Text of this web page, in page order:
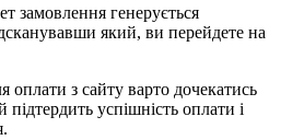
замовлення генерується
який, ви перейдете на
оплати з сайту варто дочекатись
успішність оплати і